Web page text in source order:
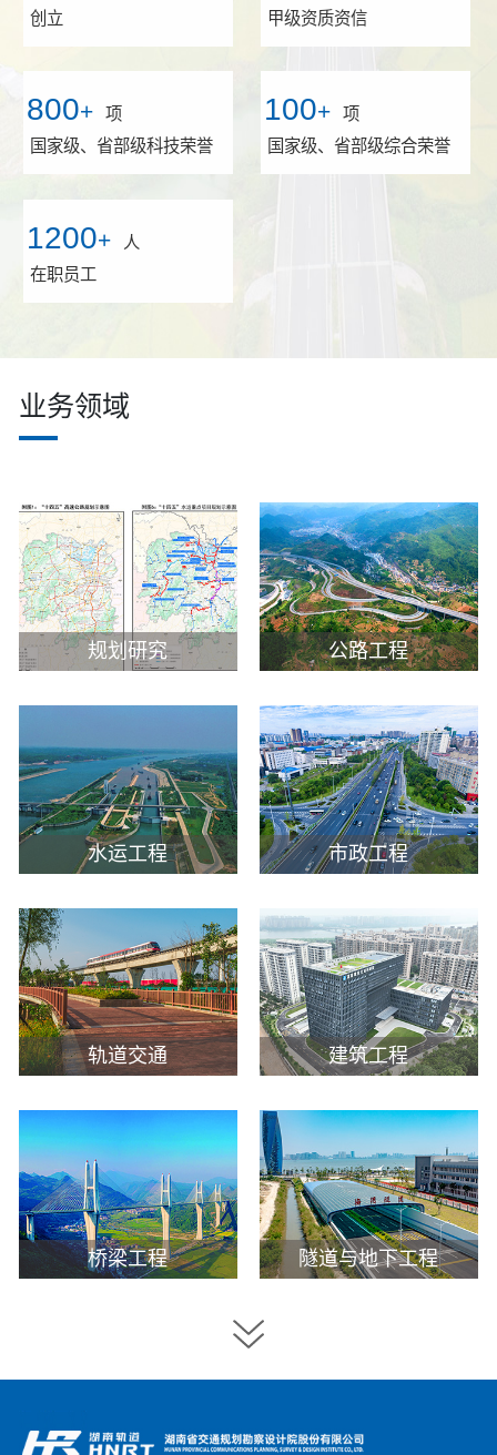
创立
甲级资质资信
800+
项
国家级、省部级科技荣誉
100+
项
国家级、省部级综合荣誉
1200+
人
在职员工
业务领域
规划研究 公路工程
水运工程 市政工程
轨道交通 建筑工程
桥梁工程 隧道与地下工程